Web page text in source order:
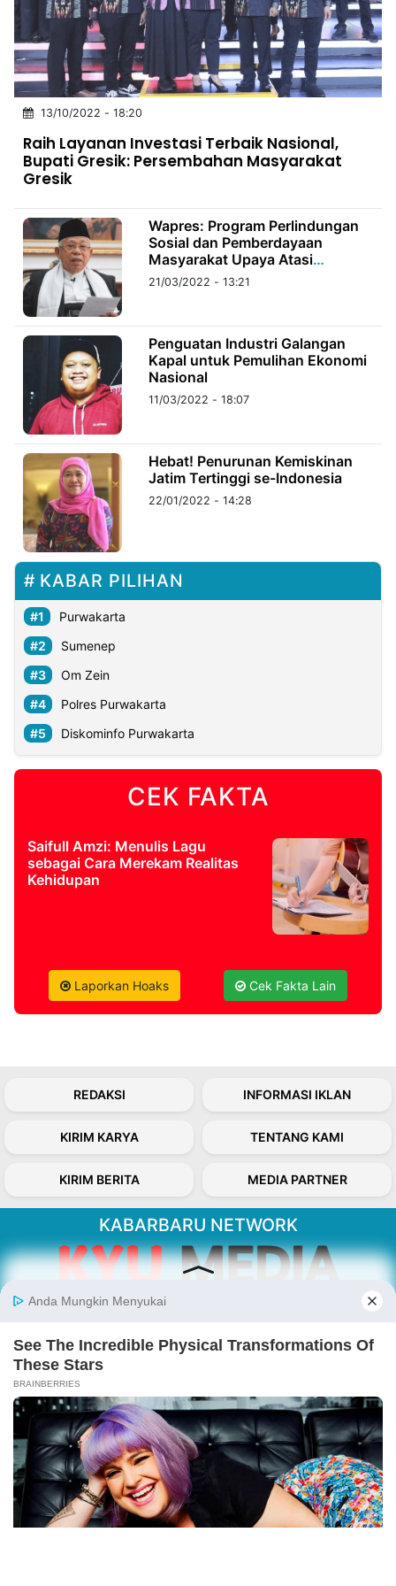
INDONESIA
Partner
NTB
Time
IDN
Jogja
Rakyat
News
Notice
Baru
Kabarbaru
Kabarbaru.co
2026
PT.
Kabarbaru
Media
Holding
13/10/2022 - 18:20
Raih Layanan Investasi Terbaik Nasional,
Bupati Gresik: Persembahan Masyarakat
Gresik
Wapres: Program Perlindungan
Sosial dan Pemberdayaan
Masyarakat Upaya Atasi
Kemiskinan
21/03/2022 - 13:21
Penguatan Industri Galangan
Kapal untuk Pemulihan Ekonomi
Nasional
11/03/2022 - 18:07
Hebat! Penurunan Kemiskinan
Jatim Tertinggi se-Indonesia
22/01/2022 - 14:28
KABAR PILIHAN
Purwakarta
Sumenep
Om Zein
Polres Purwakarta
Diskominfo Purwakarta
CEK FAKTA
Saifull Amzi: Menulis Lagu
sebagai Cara Merekam Realitas
Kehidupan
Laporkan Hoaks Cek Fakta Lain
REDAKSI INFORMASI IKLAN
KIRIM KARYA TENTANG KAMI
KIRIM BERITA MEDIA PARTNER
KABARBARU NETWORK
Follow Kabarbaru